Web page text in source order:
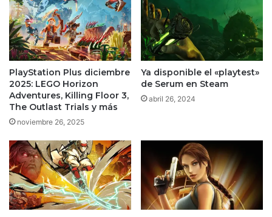
PlayStation Plus diciembre
2025: LEGO Horizon
Adventures, Killing Floor 3,
The Outlast Trials y más
noviembre 26, 2025
Ya disponible el «playtest»
de Serum en Steam
abril 26, 2024